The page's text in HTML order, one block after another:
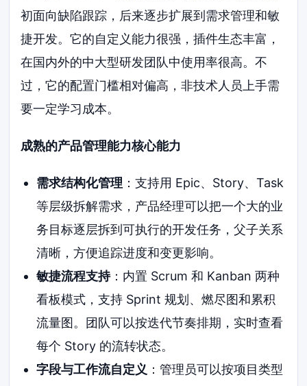
初面向缺陷跟踪，后来逐步扩展到需求管理和敏
捷开发。它的自定义能力很强，插件生态丰富，
在国内外的中大型研发团队中使用率很高。不
过，它的配置门槛相对偏高，非技术人员上手需
要一定学习成本。
成熟的产品管理能力核心能力
需求结构化管理 ：支持用 Epic、Story、Task
等层级拆解需求，产品经理可以把一个大的业
务目标逐层拆到可执行的开发任务，父子关系
清晰，方便追踪进度和变更影响。
敏捷流程支持：内置 Scrum 和 Kanban 两种
看板模式，支持 Sprint 规划、燃尽图和累积
流量图。团队可以按迭代节奏排期，实时查看
每个 Story 的流转状态。
字段与工作流自定义 ：管理员可以按项目类型